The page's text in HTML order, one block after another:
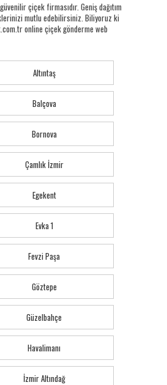
çiçek firmasıdır. Geniş dağıtım
mutlu edebilirsiniz. Biliyoruz ki
online çiçek gönderme web
Altıntaş
Balçova
Bornova
Çamlık İzmir
Egekent
Evka 1
Fevzi Paşa
Göztepe
Güzelbahçe
Havalimanı
İzmir Altındağ